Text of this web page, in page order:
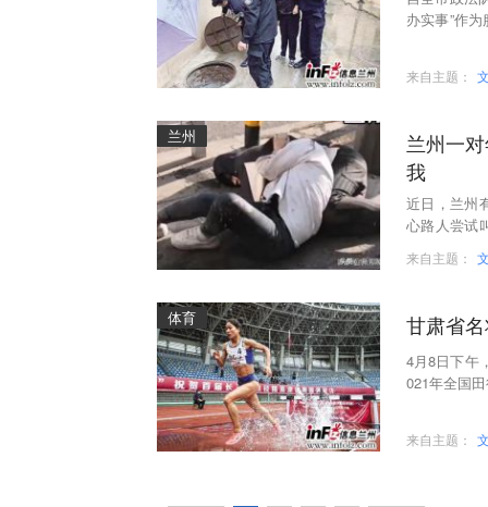
办实事”作
来自主题：
兰州
兰州一
我
近日，兰州
心路人尝试
来自主题：
体育 甘肃省
4月8日下午
021年全国
来自主题：